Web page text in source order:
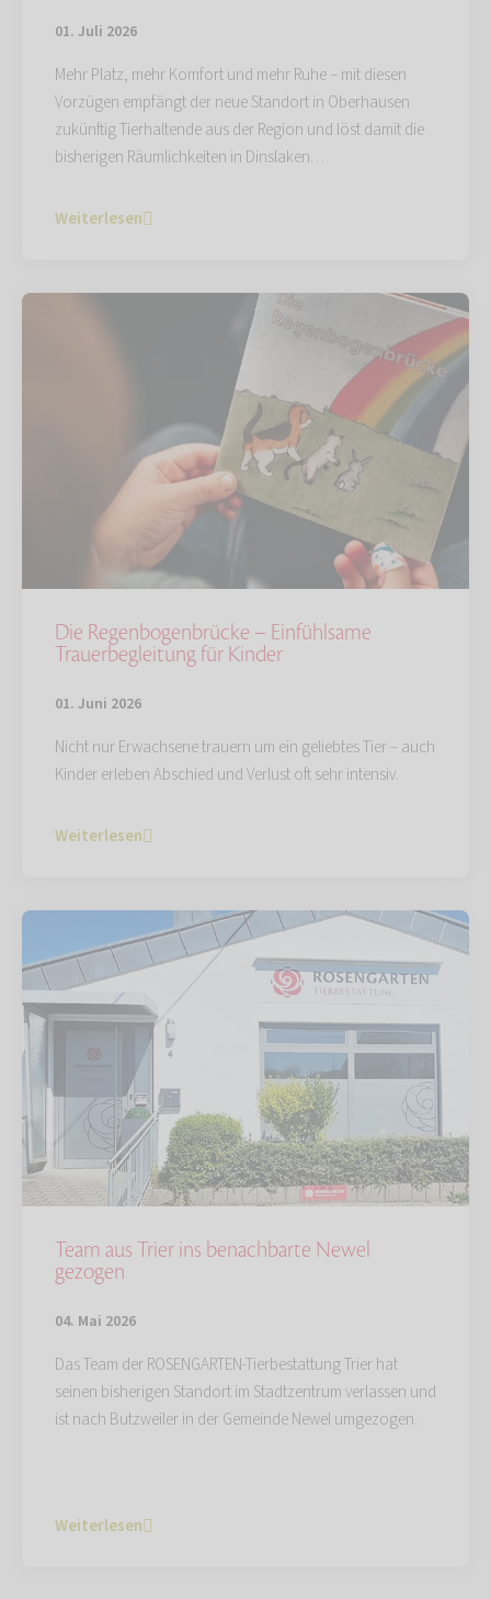
01. Juli 2026
Mehr Platz, mehr Komfort und mehr Ruhe – mit diesen
Vorzügen empfängt der neue Standort in Oberhausen
zukünftig Tierhaltende aus der Region und löst damit die
bisherigen Räumlichkeiten in Dinslaken…
Weiterlesen
Die Regenbogenbrücke – Einfühlsame
Trauerbegleitung für Kinder
01. Juni 2026
Nicht nur Erwachsene trauern um ein geliebtes Tier – auch
Kinder erleben Abschied und Verlust oft sehr intensiv.
Weiterlesen
Team aus Trier ins benachbarte Newel
gezogen
04. Mai 2026
Das Team der ROSENGARTEN-Tierbestattung Trier hat
seinen bisherigen Standort im Stadtzentrum verlassen und
ist nach Butzweiler in der Gemeinde Newel umgezogen.
Weiterlesen